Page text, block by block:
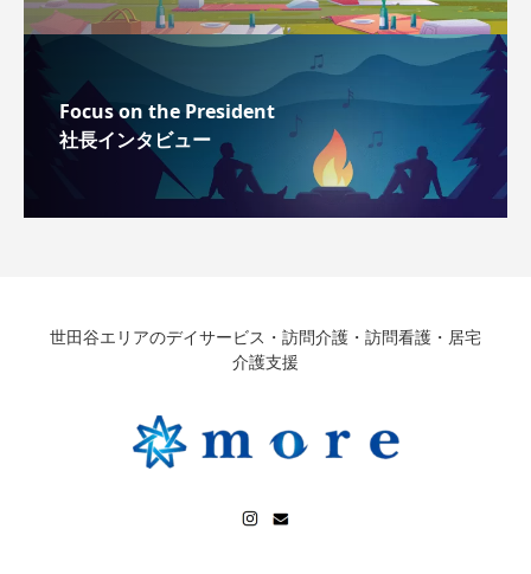
Focus on the President
社長インタビュー
世田谷エリアのデイサービス・訪問介護・訪問看護・居宅
介護支援